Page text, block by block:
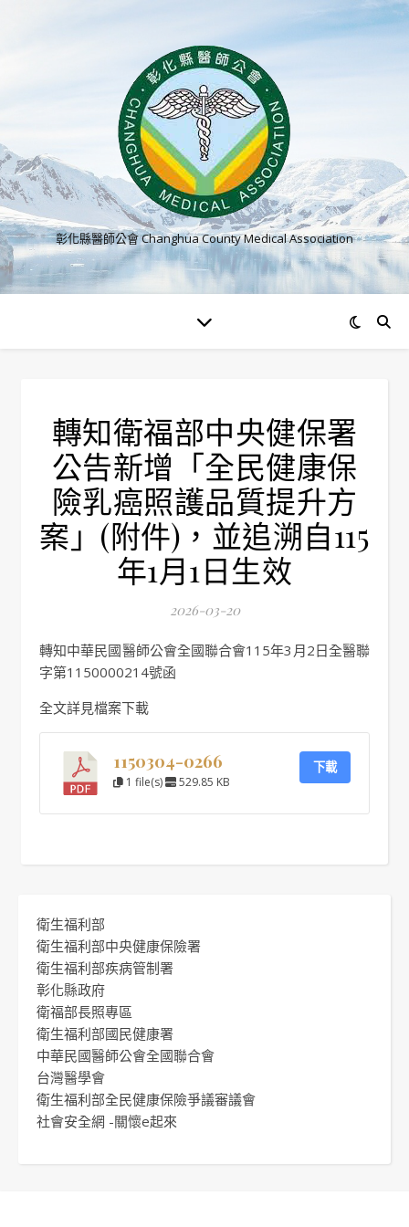
彰化縣醫師公會 Changhua County Medical Association
轉知衛福部中央健保署
公告新增「全民健康保
險乳癌照護品質提升方
案」(附件)，並追溯自115
年1月1日生效
2026-03-20
轉知中華民國醫師公會全國聯合會115年3月2日全醫聯
字第1150000214號函
全文詳見檔案下載
1150304-0266
1 file(s) 529.85 KB
下載
衛生福利部
衛生福利部中央健康保險署
衛生福利部疾病管制署
彰化縣政府
衛福部長照專區
衛生福利部國民健康署
中華民國醫師公會全國聯合會
台灣醫學會
衛生福利部全民健康保險爭議審議會
社會安全網 -關懷e起來